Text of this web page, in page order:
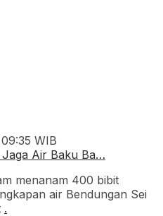
WIB
Air Baku Ba…
menanam 400 bibit
air Bendungan Sei
.